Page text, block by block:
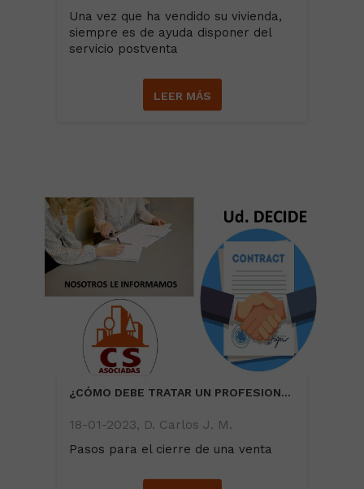
Una vez que ha vendido su vivienda,
siempre es de ayuda disponer del
servicio postventa
LEER MÁS
¿CÓMO DEBE TRATAR UN PROFESIONAL EL CIERRE DE VENTA?
18-01-2023, D. Carlos J. M.
Pasos para el cierre de una venta